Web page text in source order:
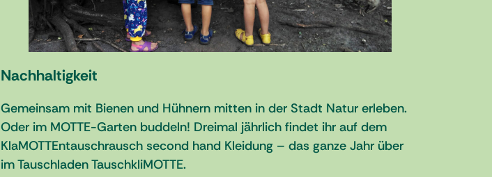
Nachhaltigkeit
Gemeinsam mit Bienen und Hühnern mitten in der Stadt Natur erleben.
Oder im MOTTE-Garten buddeln! Dreimal jährlich findet ihr auf dem
KlaMOTTEntauschrausch second hand Kleidung – das ganze Jahr über
im Tauschladen TauschkliMOTTE.